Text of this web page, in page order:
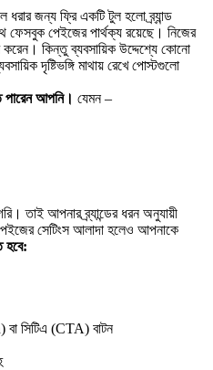
ধরার জন্য ফ্রি একটি টুল হলো ব্র্যান্ড
ফেসবুক পেইজের পার্থক্য রয়েছে। নিজের
কিন্তু ব্যবসায়িক উদ্দেশ্যে কোনো
দৃষ্টিভঙ্গি মাথায় রেখে পোস্টগুলো
পারেন আপনি। যেমন –
তাই আপনার ব্র্যান্ডের ধরন অনুযায়ী
পেইজের সেটিংস আলাদা হলেও আপনাকে
হবে:
সিটিএ (CTA) বাটন